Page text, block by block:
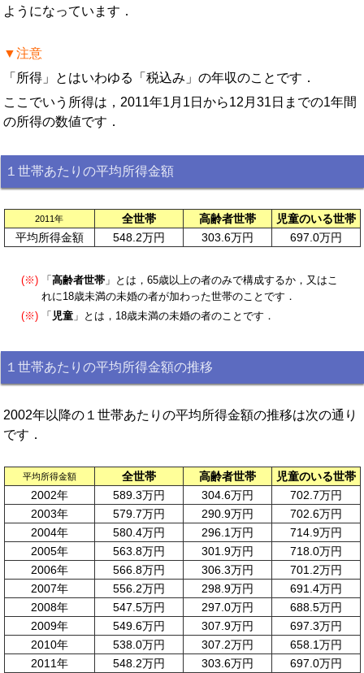
ようになっています．
▼注意
「所得」とはいわゆる「税込み」の年収のことです．
ここでいう所得は，2011年1月1日から12月31日までの1年間
の所得の数値です．
１世帯あたりの平均所得金額
2011年 全世帯 高齢者世帯
児童のいる世帯
平均所得金額
548.2万円 303.6万円 697.0万円
(※) 「 高齢者世帯」とは，65歳以上の者のみで構成するか，又はこ
れに18歳未満の未婚の者が加わった世帯のことです．
(※)
「 児童」とは，18歳未満の未婚の者のことです．
１世帯あたりの平均所得金額の推移
2002年以降の１世帯あたりの平均所得金額の推移は次の通り
です．
平均所得金額 全世帯 高齢者世帯
児童のいる世帯
2002年
589.3万円 304.6万円
702.7万円
2003年
579.7万円 290.9万円
702.6万円
2004年
580.4万円 296.1万円
714.9万円
2005年
563.8万円 301.9万円
718.0万円
2006年
566.8万円 306.3万円
701.2万円
2007年
556.2万円 298.9万円
691.4万円
2008年
547.5万円 297.0万円
688.5万円
2009年
549.6万円 307.9万円
697.3万円
2010年
538.0万円 307.2万円
658.1万円
2011年
548.2万円 303.6万円 697.0万円